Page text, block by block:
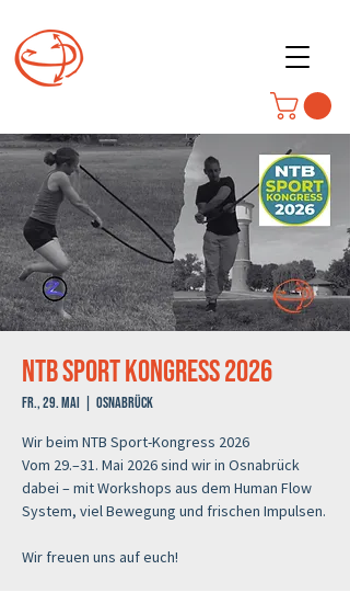
NTB Sport Kongress 2026
Fr., 29. Mai Osnabrück
Wir beim NTB Sport-Kongress 2026
Vom 29.–31. Mai 2026 sind wir in Osnabrück
dabei – mit Workshops aus dem Human Flow
System, viel Bewegung und frischen Impulsen.
Wir freuen uns auf euch!